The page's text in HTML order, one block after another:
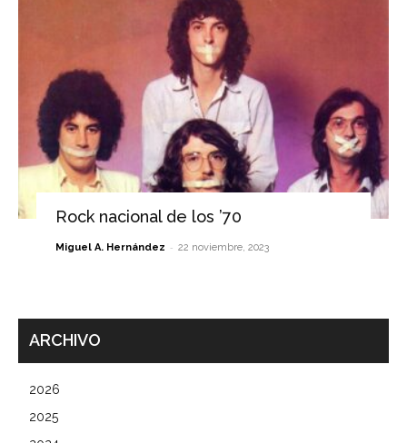
Rock nacional de los ’70
Miguel A. Hernández - 22 noviembre, 2023
ARCHIVO
2026
2025